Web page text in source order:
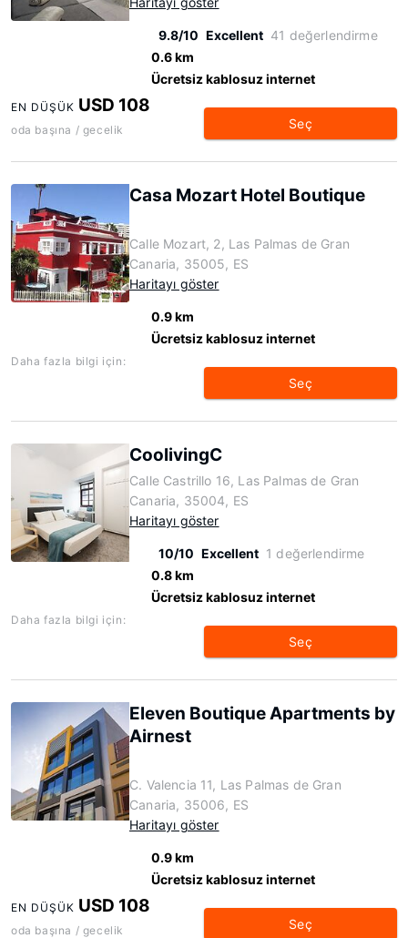
9.8/10 Excellent 41 değerlendirme
0.6 km
Ücretsiz kablosuz internet
EN DÜŞÜK USD 108
oda başına / gecelik Seç
Casa Mozart Hotel Boutique
Calle Mozart, 2, Las Palmas de Gran
Canaria, 35005, ES
Haritayı göster
0.9 km
Ücretsiz kablosuz internet
Daha fazla bilgi için:
Seç
CoolivingC
Calle Castrillo 16, Las Palmas de Gran
Canaria, 35004, ES
Haritayı göster
10/10 Excellent 1 değerlendirme
0.8 km
Ücretsiz kablosuz internet
Daha fazla bilgi için:
Seç
Eleven Boutique Apartments by
Airnest
C. Valencia 11, Las Palmas de Gran
Canaria, 35006, ES
Haritayı göster
0.9 km
Ücretsiz kablosuz internet
EN DÜŞÜK USD 108
oda başına / gecelik Seç